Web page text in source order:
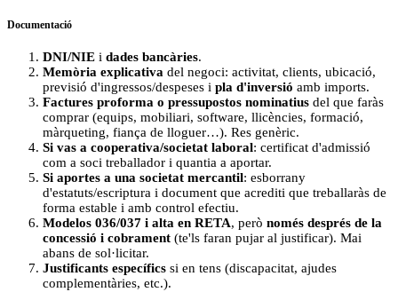
Documentació
DNI/NIE i dades bancàries.
Memòria explicativa del negoci: activitat, clients, ubicació,
previsió d'ingressos/despeses i pla d'inversió amb imports.
Factures proforma o pressupostos nominatius del que faràs
comprar (equips, mobiliari, software, llicències, formació,
màrqueting, fiança de lloguer…). Res genèric.
Si vas a cooperativa/societat laboral: certificat d'admissió
com a soci treballador i quantia a aportar.
Si aportes a una societat mercantil: esborrany
d'estatuts/escriptura i document que acrediti que treballaràs de
forma estable i amb control efectiu.
Modelos 036/037 i alta en RETA, però només després de la
concessió i cobrament (te'ls faran pujar al justificar). Mai
abans de sol·licitar.
Justificants específics si en tens (discapacitat, ajudes
complementàries, etc.).